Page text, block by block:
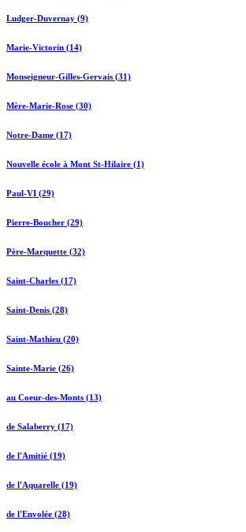
Ludger-Duvernay (9)
Marie-Victorin (14)
Monseigneur-Gilles-Gervais (31)
Mère-Marie-Rose (30)
Notre-Dame (17)
Nouvelle école à Mont St-Hilaire (1)
Paul-VI (29)
Pierre-Boucher (29)
Père-Marquette (32)
Saint-Charles (17)
Saint-Denis (28)
Saint-Mathieu (20)
Sainte-Marie (26)
au Coeur-des-Monts (13)
de Salaberry (17)
de l'Amitié (19)
de l'Aquarelle (19)
de l'Envolée (28)